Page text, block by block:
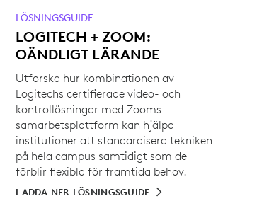
LÖSNINGSGUIDE
LOGITECH + ZOOM:
OÄNDLIGT LÄRANDE
Utforska hur kombinationen av
Logitechs certifierade video- och
kontrollösningar med Zooms
samarbetsplattform kan hjälpa
institutioner att standardisera tekniken
på hela campus samtidigt som de
förblir flexibla för framtida behov.
LADDA NER LÖSNINGSGUIDE